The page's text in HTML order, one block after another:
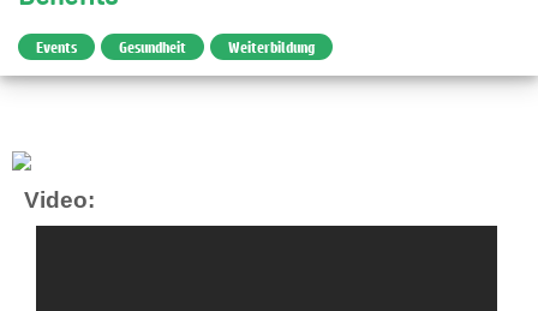
Events Gesundheit Weiterbildung
Video: